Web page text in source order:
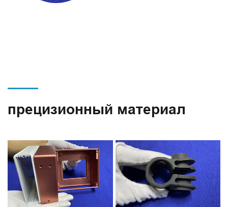
прецизионный материал